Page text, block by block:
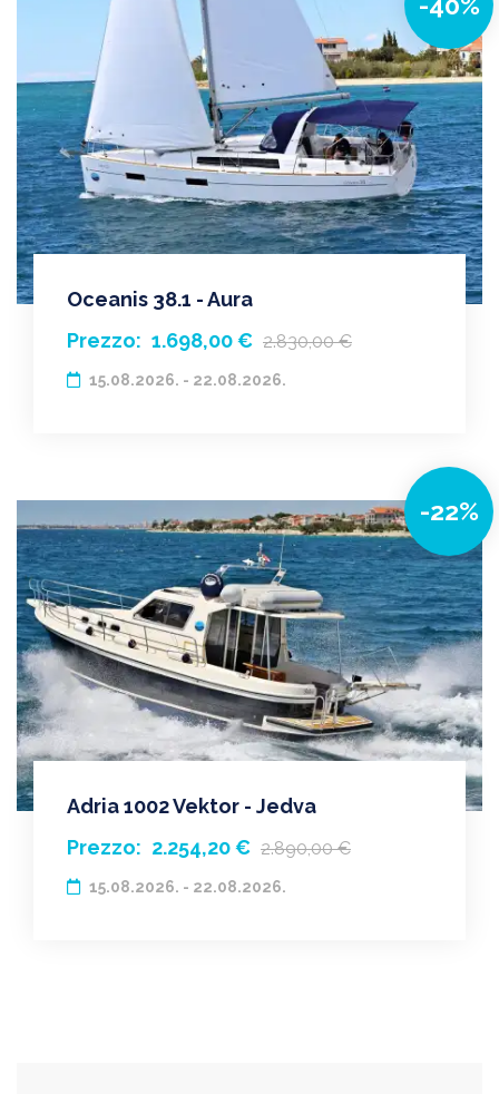
Oceanis 38.1 - Aura
Prezzo: 1.698,00 € 2.830,00 €
15.08.2026. - 22.08.2026.
-22%
Adria 1002 Vektor - Jedva
Prezzo: 2.254,20 € 2.890,00 €
15.08.2026. - 22.08.2026.